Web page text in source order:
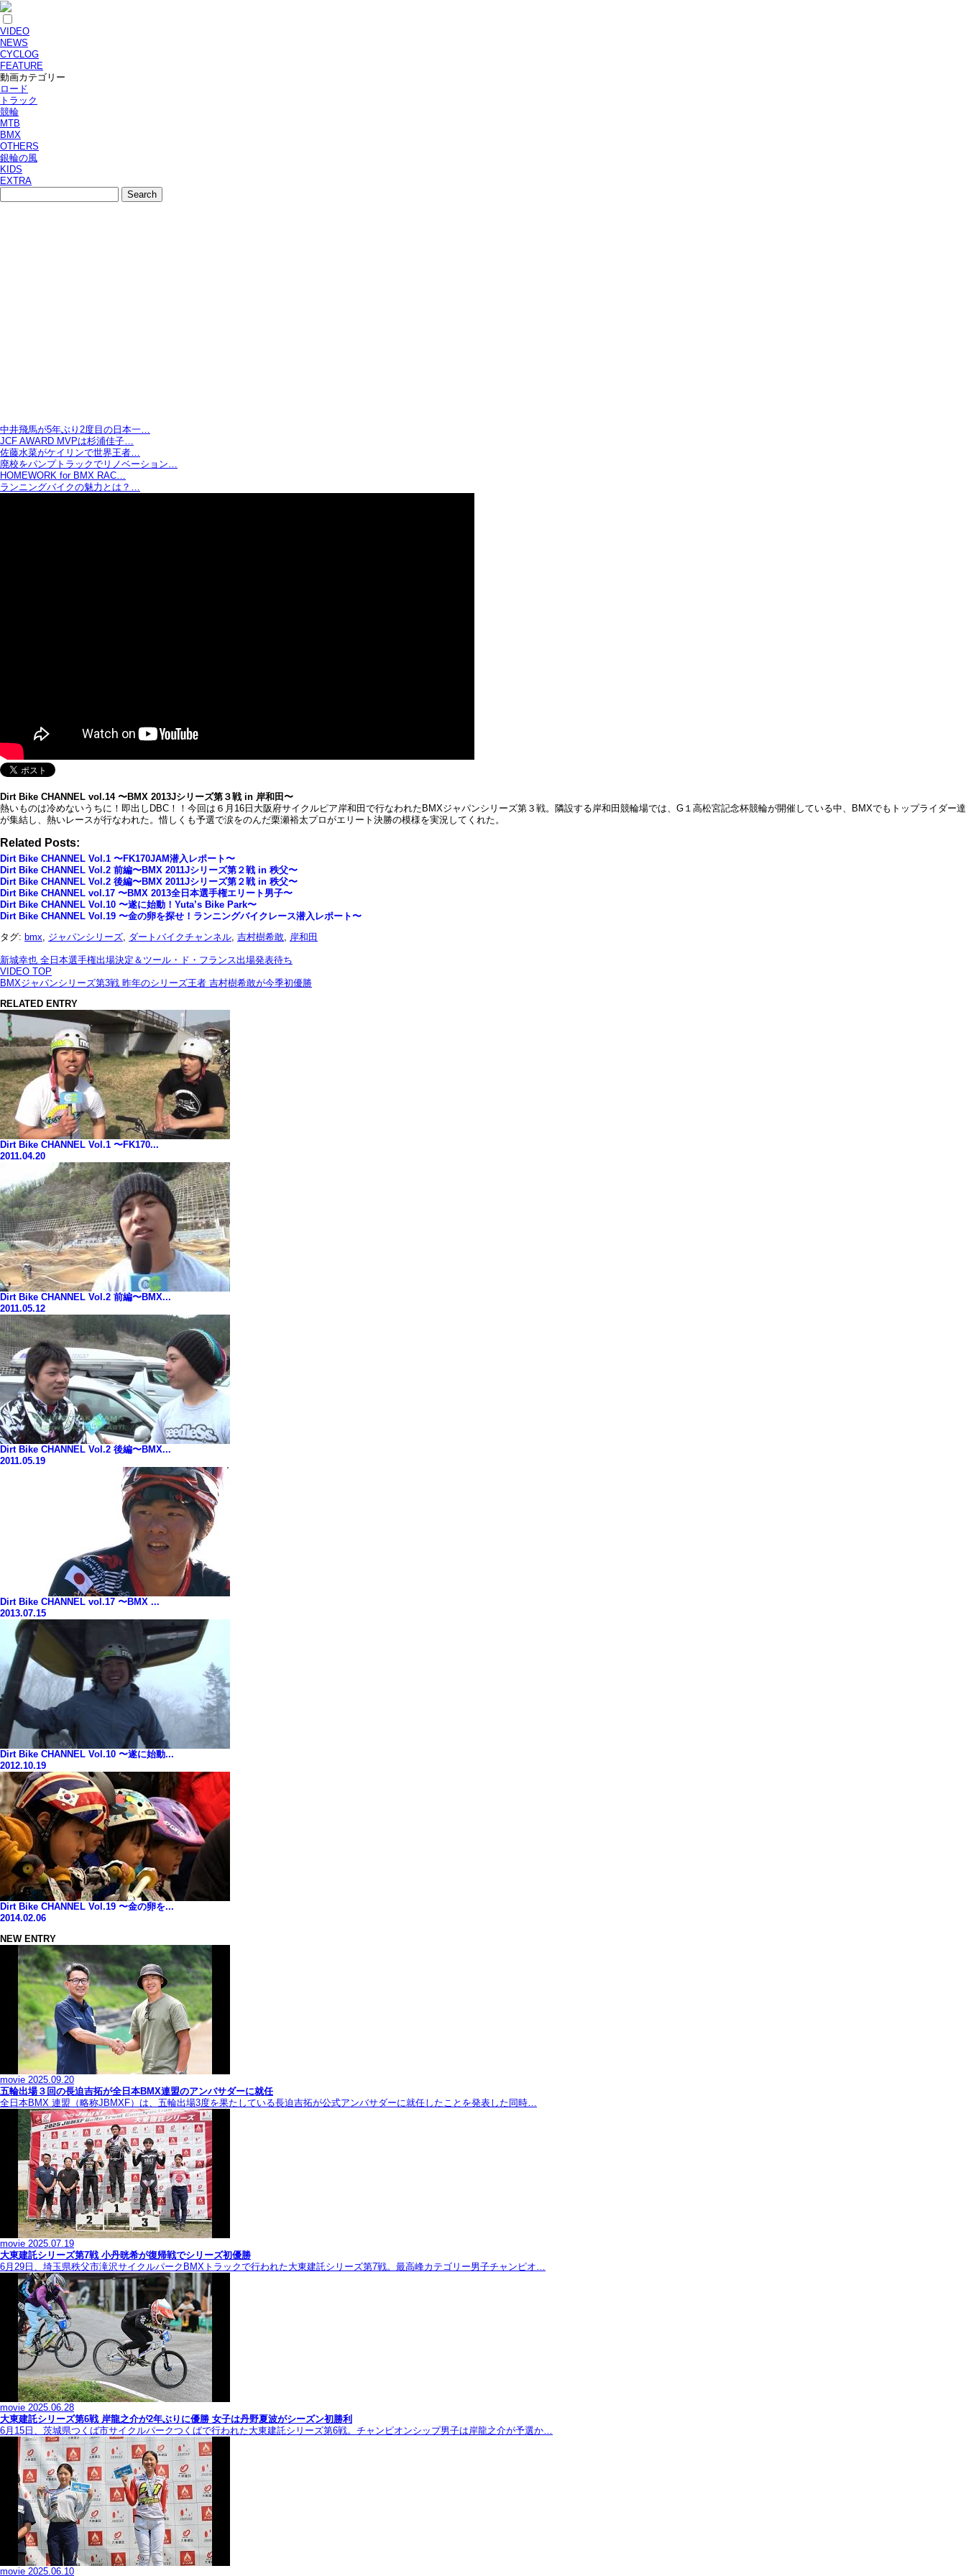
VIDEO
NEWS
CYCLOG
FEATURE
動画カテゴリー
ロード
トラック
競輪
MTB
BMX
OTHERS
銀輪の風
KIDS
EXTRA
中井飛馬が5年ぶり2度目の日本一…
JCF AWARD MVPは杉浦佳子…
佐藤水菜がケイリンで世界王者…
廃校をパンプトラックでリノベーション…
HOMEWORK for BMX RAC…
ランニングバイクの魅力とは？…
Dirt Bike CHANNEL vol.14 〜BMX 2013Jシリーズ第３戦 in 岸和田〜
熱いものは冷めないうちに！即出しDBC！！今回は６月16日大阪府サイクルピア岸和田で行なわれたBMXジャパンシリーズ第３戦。隣設する岸和田競輪場では、G１高松宮記念杯競輪が開催している中、BMXでもトップライダー達
が集結し、熱いレースが行なわれた。惜しくも予選で涙をのんだ栗瀬裕太プロがエリート決勝の模様を実況してくれた。
Related Posts:
Dirt Bike CHANNEL Vol.1 〜FK170JAM潜入レポート〜
Dirt Bike CHANNEL Vol.2 前編〜BMX 2011Jシリーズ第２戦 in 秩父〜
Dirt Bike CHANNEL Vol.2 後編〜BMX 2011Jシリーズ第２戦 in 秩父〜
Dirt Bike CHANNEL vol.17 〜BMX 2013全日本選手権エリート男子〜
Dirt Bike CHANNEL Vol.10 〜遂に始動！Yuta’s Bike Park〜
Dirt Bike CHANNEL Vol.19 〜金の卵を探せ！ランニングバイクレース潜入レポート〜
タグ: bmx ジャパンシリーズ ダートバイクチャンネル 吉村樹希敢 岸和田
新城幸也 全日本選手権出場決定＆ツール・ド・フランス出場発表待ち
VIDEO TOP
BMXジャパンシリーズ第3戦 昨年のシリーズ王者 吉村樹希敢が今季初優勝
RELATED ENTRY
Dirt Bike CHANNEL Vol.1 〜FK170...
2011.04.20
Dirt Bike CHANNEL Vol.2 前編〜BMX...
2011.05.12
Dirt Bike CHANNEL Vol.2 後編〜BMX...
2011.05.19
Dirt Bike CHANNEL vol.17 〜BMX ...
2013.07.15
Dirt Bike CHANNEL Vol.10 〜遂に始動...
2012.10.19
Dirt Bike CHANNEL Vol.19 〜金の卵を...
2014.02.06
NEW ENTRY
movie 2025.09.20
五輪出場３回の長迫吉拓が全日本BMX連盟のアンバサダーに就任
全日本BMX 連盟（略称JBMXF）は、五輪出場3度を果たしている長迫吉拓が公式アンバサダーに就任したことを発表した同時…
movie 2025.07.19
大東建託シリーズ第7戦 ⼩丹晄希が復帰戦でシリーズ初優勝
6月29日、埼玉県秩父市滝沢サイクルパークBMXトラックで行われた大東建託シリーズ第7戦。最高峰カテゴリー男子チャンピオ…
movie 2025.06.28
大東建託シリーズ第6戦 岸龍之介が2年ぶりに優勝 女子は丹野夏波がシーズン初勝利
6月15日、茨城県つくば市サイクルパークつくばで行われた大東建託シリーズ第6戦。チャンピオンシップ男子は岸龍之介が予選か…
movie 2025.06.10